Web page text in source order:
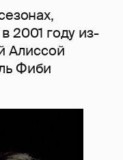
2001 году из-
Алиссой
Фиби